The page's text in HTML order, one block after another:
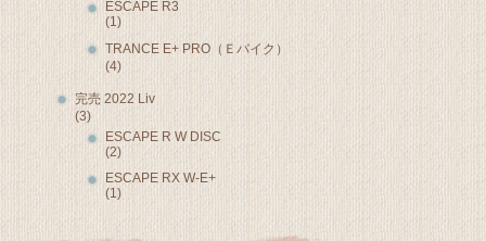
ESCAPE R3
(1)
TRANCE E+ PRO（Ｅバイク）
(4)
完売 2022 Liv
(3)
ESCAPE R W DISC
(2)
ESCAPE RX W-E+
(1)